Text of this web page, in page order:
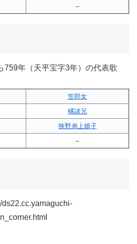
–
759年（天平宝字3年）の代表歌
笠郎女
橘諸兄
狭野弟上娘子
–